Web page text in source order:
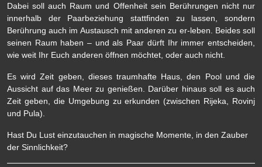
Dabei soll auch Raum und Offenheit sein Berührungen nicht nur
innerhalb der Paarbeziehung stattfinden zu lassen, sondern
Berührung auch im Austausch mit anderen zu er-leben. Beides soll
seinen Raum haben – und als Paar dürft Ihr immer entscheiden,
wie weit Ihr Euch anderen öffnen möchtet, oder auch nicht.
Es wird Zeit geben, dieses traumhafte Haus, den Pool und die
Aussicht auf das Meer zu genießen. Darüber hinaus soll es auch
Zeit geben, die Umgebung zu erkunden (zwischen Rijeka, Rovinj
und Pula).
Hast Du Lust einzutauchen in magische Momente, in den Zauber
der Sinnlichkeit?